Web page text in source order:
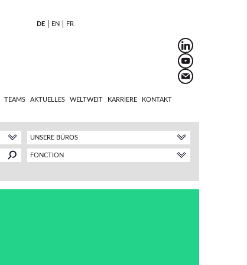
DE EN FR
TEAMS AKTUELLES WELTWEIT KARRIERE KONTAKT
UNSERE BÜROS
FONCTION